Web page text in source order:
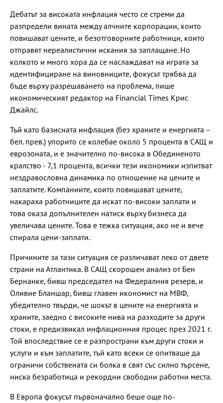
Дебатът за високата инфлация често се стреми да
разпредели вината между алчните корпорации, които
повишават цените, и безотговорните работници, които
отправят нереалистични искания за заплащане. Но
колкото и много хора да се наслаждават на играта за
идентифициране на виновниците, фокусът трябва да
бъде върху разрешаването на проблема, пише
икономическият редактор на Financial Times Крис
Джайлс.
Тъй като базисната инфлация (без храните и енергията –
бел. прев.) упорито се колебае около 5 процента в САЩ и
еврозоната, и е значително по-висока в Обединеното
кралство - 7,1 процента, всички тези икономики изпитват
нездравословна динамика по отношение на цените и
заплатите. Компаниите, които повишават цените,
накараха работниците да искат по-високи заплати и
това оказа допълнителен натиск върху бизнеса да
увеличава цените. Това е тежка ситуация, ако не и вече
спирала цени-заплати.
Причините за тази ситуация се различават леко от двете
страни на Атлантика. В САЩ скорошен анализ от Бен
Бернанке, бивш председател на Федералния резерв, и
Оливие Бланшар, бивш главен икономист на МВФ,
убедително твърди, че шокът в цените на енергията и
храните, заедно с високите нива на разходите за други
стоки, е предизвикал инфлационния процес през 2021 г.
Той впоследствие се е разпространи към други стоки и
услуги и към заплатите, тъй като всеки се опитваше да
ограничи собствената си болка в свят със силно търсене,
ниска безработица и рекордни свободни работни места.
В Европа фокусът първоначално беше още по-